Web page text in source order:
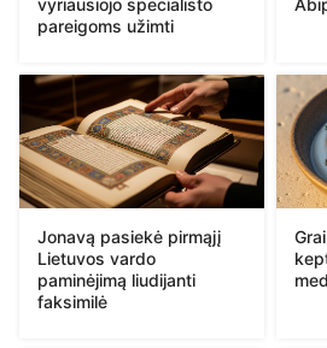
vyriausiojo specialisto
pareigoms užimti
Jonavą pasiekė pirmąjį
Lietuvos vardo
paminėjimą liudijanti
faksimilė